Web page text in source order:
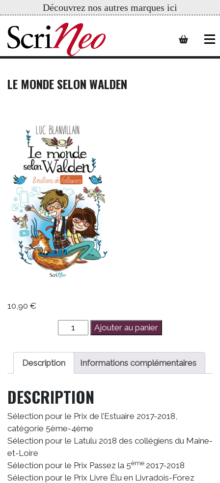
Découvrez nos autres marques ici
LE MONDE SELON WALDEN
10,90 €
quantité
de
Le
Monde
selon
Ajouter au panier
Description Informations complémentaires
DESCRIPTION
Sélection pour le Prix de l’Estuaire 2017-2018,
catégorie 5ème-4ème
Sélection pour le Latulu 2018 des collégiens du Maine-
et-Loire
Sélection pour le Prix Passez la 5ème 2017-2018
Sélection pour le Prix Livre Élu en Livradois-Forez